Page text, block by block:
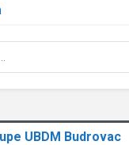
UBDM Budrovac